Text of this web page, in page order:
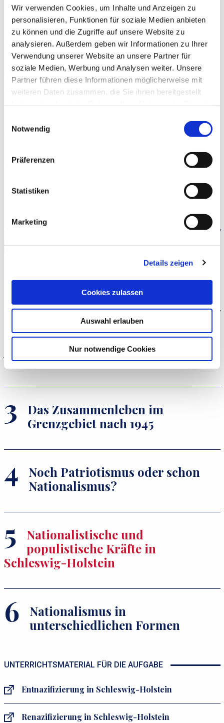
Wir verwenden Cookies, um Inhalte und Anzeigen zu
personalisieren, Funktionen für soziale Medien anbieten
zu können und die Zugriffe auf unsere Website zu
analysieren. Außerdem geben wir Informationen zu Ihrer
Verwendung unserer Website an unsere Partner für
soziale Medien, Werbung und Analysen weiter. Unsere
Partner führen diese Informationen möglicherweise mit
weiteren Daten zusammen, die Sie ihnen bereitgestellt
Notwendig
Präferenzen
Statistiken
Marketing
Details zeigen
Cookies zulassen
Auswahl erlauben
Nur notwendige Cookies
Partei AfD (Alternative für Deutschland) hat eine schwache
Position in Schleswig-Holstein aufgrund der Geschichte des
Landes, die von einer sprachlichen und nationalen Vielfalt
geprägt ist.
Erstelle ein Schema von 1-5, wobei 1 schwach, und 5 stark
repräsentiert, in dem du diese These beurteilst. Begründe
deine Entscheidung anhand des zur Verfügung stehenden
Flensburg: Landtagswahl, Flüchtlinge, deutsch, dänisch,
multikulti
Beziehe dabei die Wahlergebnisse Schleswig-Holsteins ein,
vor allem die Ergebnisse der Parteien, die dem rechten Rand
Ideologie und Nationalität
Die nationale Perspektive
Katalonien und das
Selbstbestimmungsrecht des
Volkes
Das Zusammenleben im
Grenzgebiet nach 1945
Noch Patriotismus oder schon
Nationalismus?
Nationalistische und
populistische Kräfte in
Schleswig-Holstein
Nationalismus in
unterschiedlichen Formen
UNTERRICHTSMATERIAL FÜR DIE AUFGABE
Entnazifizierung in Schleswig-Holstein
Renazifizierung in Schleswig-Holstein